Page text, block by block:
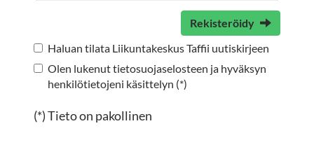
Rekisteröidy
Haluan tilata Liikuntakeskus Taffii uutiskirjeen
Olen lukenuttietosuojaselosteen ja hyväksyn
henkilötietojeni käsittelyn (*)
(*) Tieto on pakollinen